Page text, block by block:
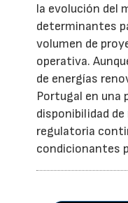
la evolución del
determinantes
volumen de
operativa.
de energías
Portugal en una
disponibilidad
regulatoria
condicionantes